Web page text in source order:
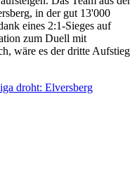
in der gut 13'000
eines 2:1-Sieges auf
zum Duell mit
wäre es der dritte Aufstieg
droht: Elversberg